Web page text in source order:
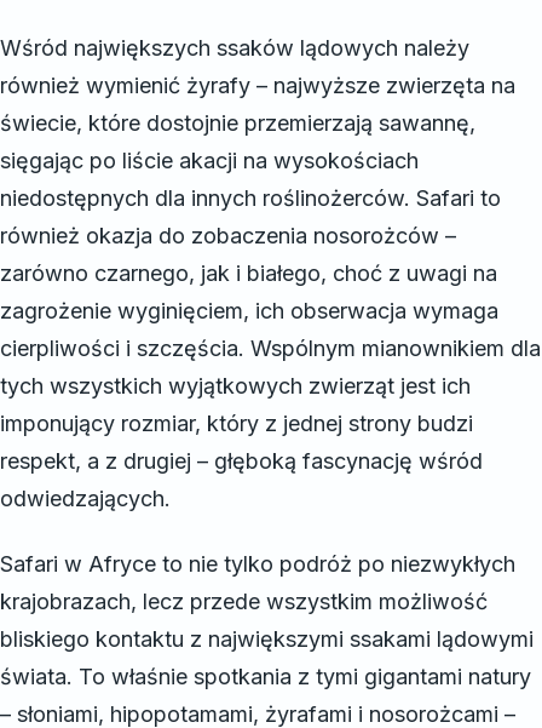
Wśród największych ssaków lądowych należy
również wymienić żyrafy – najwyższe zwierzęta na
świecie, które dostojnie przemierzają sawannę,
sięgając po liście akacji na wysokościach
niedostępnych dla innych roślinożerców. Safari to
również okazja do zobaczenia nosorożców –
zarówno czarnego, jak i białego, choć z uwagi na
zagrożenie wyginięciem, ich obserwacja wymaga
cierpliwości i szczęścia. Wspólnym mianownikiem dla
tych wszystkich wyjątkowych zwierząt jest ich
imponujący rozmiar, który z jednej strony budzi
respekt, a z drugiej – głęboką fascynację wśród
odwiedzających.
Safari w Afryce to nie tylko podróż po niezwykłych
krajobrazach, lecz przede wszystkim możliwość
bliskiego kontaktu z największymi ssakami lądowymi
świata. To właśnie spotkania z tymi gigantami natury
– słoniami, hipopotamami, żyrafami i nosorożcami –